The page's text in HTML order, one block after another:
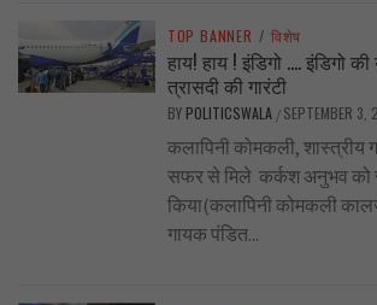
TOP BANNER / विशेष
हाय! हाय ! इंडिगो …. इंडिगो की
त्रासदी की गारंटी
BY POLITICSWALA / SEPTEMBER 3,
कलापिनी कोमकली, शास्त्रीय
सफर से मिले कर्कश अनुभव को
किया(कलापिनी कोमकली
गायक पंडित...